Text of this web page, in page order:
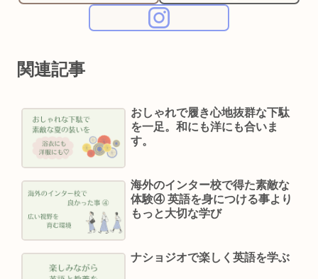
関連記事
おしゃれで履き心地抜群な下駄
を一足。和にも洋にも合いま
す。
海外のインター校で得た素敵な
体験④ 英語を身につける事より
もっと大切な学び
ナショジオで楽しく英語を学ぶ